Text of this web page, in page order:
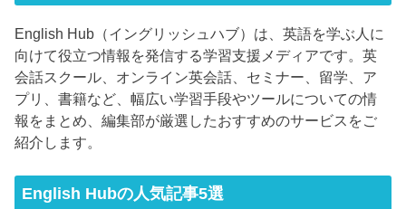
English Hub（イングリッシュハブ）は、英語を学ぶ人に
向けて役立つ情報を発信する学習支援メディアです。英
会話スクール、オンライン英会話、セミナー、留学、ア
プリ、書籍など、幅広い学習手段やツールについての情
報をまとめ、編集部が厳選したおすすめのサービスをご
紹介します。
English Hubの人気記事5選